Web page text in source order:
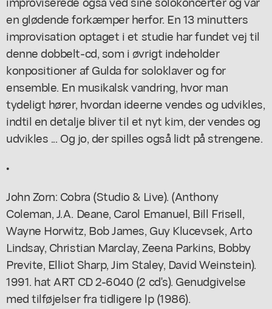
en glødende forkæmper herfor. En 13 minutters
improvisation optaget i et studie har fundet vej til
denne dobbelt-cd, som i øvrigt indeholder
konpositioner af Gulda for soloklaver og for
ensemble. En musikalsk vandring, hvor man
tydeligt hører, hvordan ideerne vendes og udvikles,
indtil en detalje bliver til et nyt kim, der vendes og
udvikles ... Og jo, der spilles også lidt på strengene.
•
John Zorn: Cobra (Studio & Live). (Anthony
Coleman, J.A. Deane, Carol Emanuel, Bill Frisell,
Wayne Horwitz, Bob James, Guy Klucevsek, Arto
Lindsay, Christian Marclay, Zeena Parkins, Bobby
Previte, Elliot Sharp, Jim Staley, David Weinstein).
1991. hat ART CD 2-6040 (2 cd's). Genudgivelse
med tilføjelser fra tidligere lp (1986).